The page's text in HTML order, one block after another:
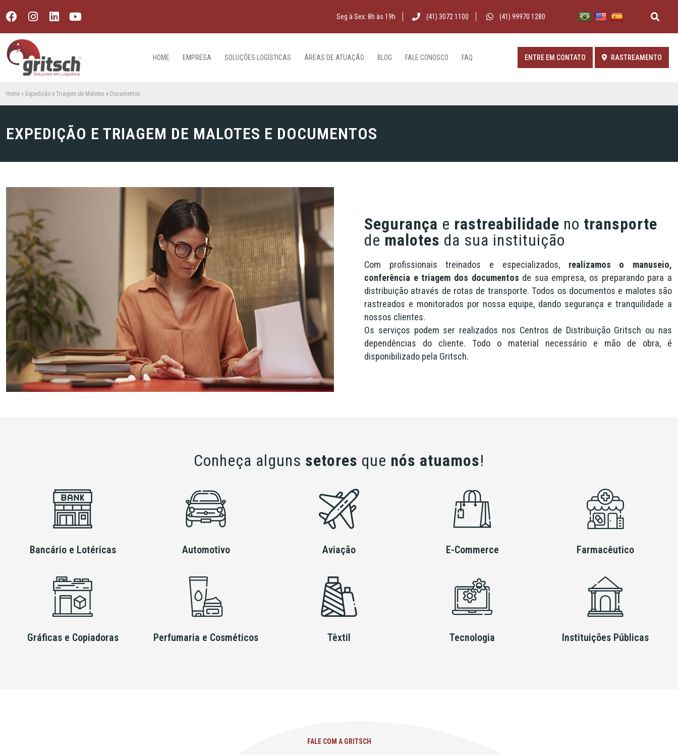
Seg à Sex: 8h às 19h (41) 3072 1100 (41) 99970 1280
HOME EMPRESA SOLUÇÕES LOGÍSTICAS ÁREAS DE ATUAÇÃO BLOG FALE CONOSCO FAQ ENTRE EM CONTATO RASTREAMENTO
Home » Expedição e Triagem de Malotes e Documentos
EXPEDIÇÃO E TRIAGEM DE MALOTES E DOCUMENTOS
Segurança e rastreabilidade no transporte
de malotes da sua instituição
Com profissionais treinados e especializados, realizamos o manuseio,
conferência e triagem dos documentos de sua empresa, os preparando para a
distribuição através de rotas de transporte. Todos os documentos e malotes são
rastreados e monitorados por nossa equipe, dando segurança e tranquilidade a
nossos clientes.
Os serviços podem ser realizados nos Centros de Distribuição Gritsch ou nas
dependências do cliente. Todo o material necessário e mão de obra, é
disponibilizado pela Gritsch.
Conheça alguns setores que nós atuamos!
Bancário e Lotéricas Automotivo Aviação E-Commerce Farmacêutico
Gráficas e Copiadoras Perfumaria e Cosméticos Têxtil Tecnologia Instituições Públicas
FALE COM A GRITSCH